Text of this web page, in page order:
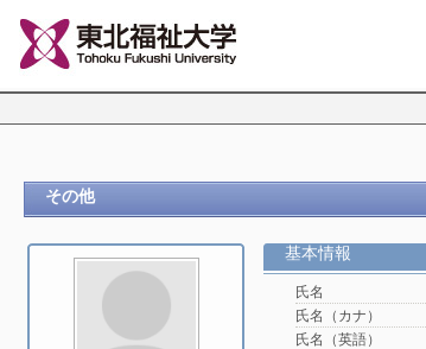
その他
基本情報
氏名
氏名（カナ）
氏名（英語）